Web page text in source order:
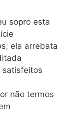
sopro esta
ela arrebata
satisfeitos
não termos